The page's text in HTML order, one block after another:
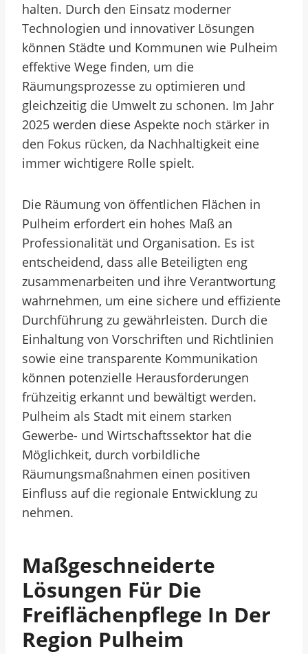
halten. Durch den Einsatz moderner
Technologien und innovativer Lösungen
können Städte und Kommunen wie Pulheim
effektive Wege finden, um die
Räumungsprozesse zu optimieren und
gleichzeitig die Umwelt zu schonen. Im Jahr
2025 werden diese Aspekte noch stärker in
den Fokus rücken, da Nachhaltigkeit eine
immer wichtigere Rolle spielt.
Die Räumung von öffentlichen Flächen in
Pulheim erfordert ein hohes Maß an
Professionalität und Organisation. Es ist
entscheidend, dass alle Beteiligten eng
zusammenarbeiten und ihre Verantwortung
wahrnehmen, um eine sichere und effiziente
Durchführung zu gewährleisten. Durch die
Einhaltung von Vorschriften und Richtlinien
sowie eine transparente Kommunikation
können potenzielle Herausforderungen
frühzeitig erkannt und bewältigt werden.
Pulheim als Stadt mit einem starken
Gewerbe- und Wirtschaftssektor hat die
Möglichkeit, durch vorbildliche
Räumungsmaßnahmen einen positiven
Einfluss auf die regionale Entwicklung zu
nehmen.
Maßgeschneiderte
Lösungen Für Die
Freiflächenpflege In Der
Region Pulheim